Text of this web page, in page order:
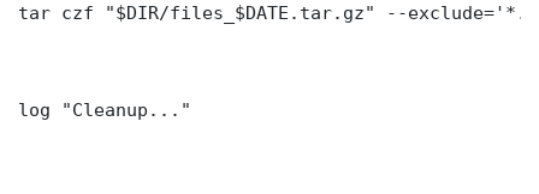
tar czf "$DIR/files_$DATE.tar.gz" --
log "Cleanup..."